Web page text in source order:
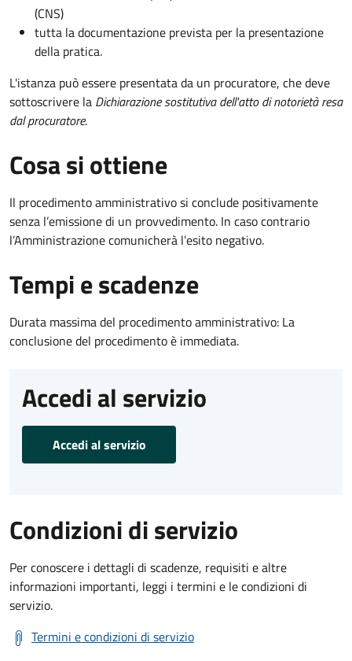
(CNS)
tutta la documentazione prevista per la presentazione
della pratica.
L'istanza può essere presentata da un procuratore, che deve
sottoscrivere la Dichiarazione sostitutiva dell'atto di notorietà resa
dal procuratore.
Cosa si ottiene
Il procedimento amministrativo si conclude positivamente
senza l’emissione di un provvedimento. In caso contrario
l’Amministrazione comunicherà l’esito negativo.
Tempi e scadenze
Durata massima del procedimento amministrativo: La
conclusione del procedimento è immediata.
Accedi al servizio
Accedi al servizio
Condizioni di servizio
Per conoscere i dettagli di scadenze, requisiti e altre
informazioni importanti, leggi i termini e le condizioni di
servizio.
Termini e condizioni di servizio